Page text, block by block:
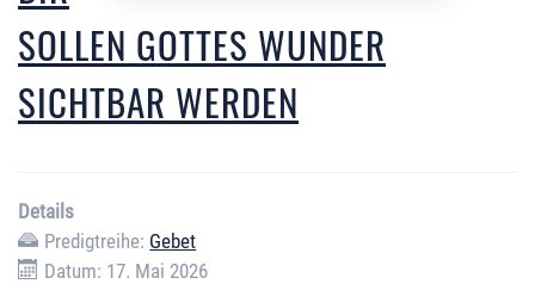
SOLLEN GOTTES WUNDER
SICHTBAR WERDEN
Details
Predigtreihe: Gebet
Datum: 17. Mai 2026